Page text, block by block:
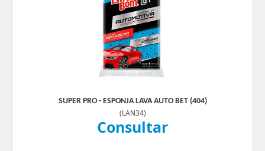
SUPER PRO - ESPONJA LAVA AUTO BET (404)
(LAN34)
Consultar